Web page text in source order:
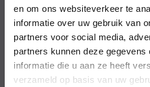
en om ons websiteverkeer te
informatie over uw gebruik van
partners voor social media,
partners kunnen deze
informatie die u aan ze heeft
verzameld op basis van uw
Disclaimer
Verkoopsvoorwaarden
Privacy policy
Retouren & service